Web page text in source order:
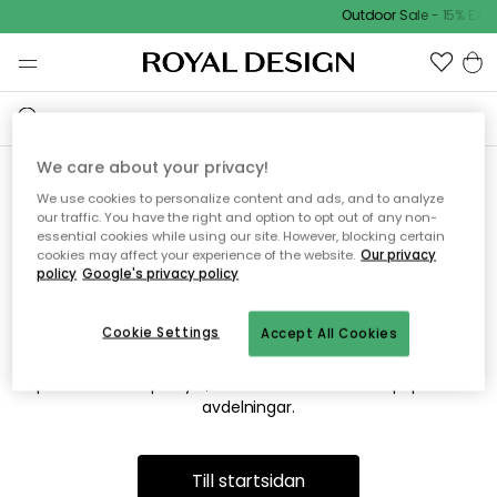
Outdoor Sale - 15%
Vi hittar tyvärr inte sidan du
söker
Detta kan bero på att sidan inte längre finns eller att den har
flyttats. Vi ber om ursäkt för besväret. I menyn ovan kan du
prova att söka på nytt, eller besöka en av våra populära
avdelningar.
Till startsidan
We care about your privacy!
We use cookies to personalize content and ads, and to analyze
our traffic. You have the right and option to opt out of any non-
essential cookies while using our site. However, blocking certain
cookies may affect your experience of the website. Our privacy
policy Google's privacy policy
Accept All Cookies
Cookie Settings